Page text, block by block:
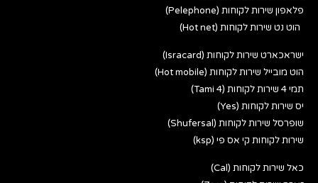
פלאפון שירות לקוחות (Pelephone)
הוט נט שירות לקוחות (Hot net)
ישראכארט שירות לקוחות (Isracard)
הוט מובייל שירות לקוחות (Hot mobile)
תמי 4 שירות לקוחות (Tami 4)
יס שירות לקוחות (Yes)
שופרסל שירות לקוחות (Shufersal)
שירות לקוחות קי אס פי (ksp)
כאל שירות לקוחות (Cal)